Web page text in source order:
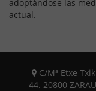
adoptándose las
actual.
C/Mª Etxe
44. 20800